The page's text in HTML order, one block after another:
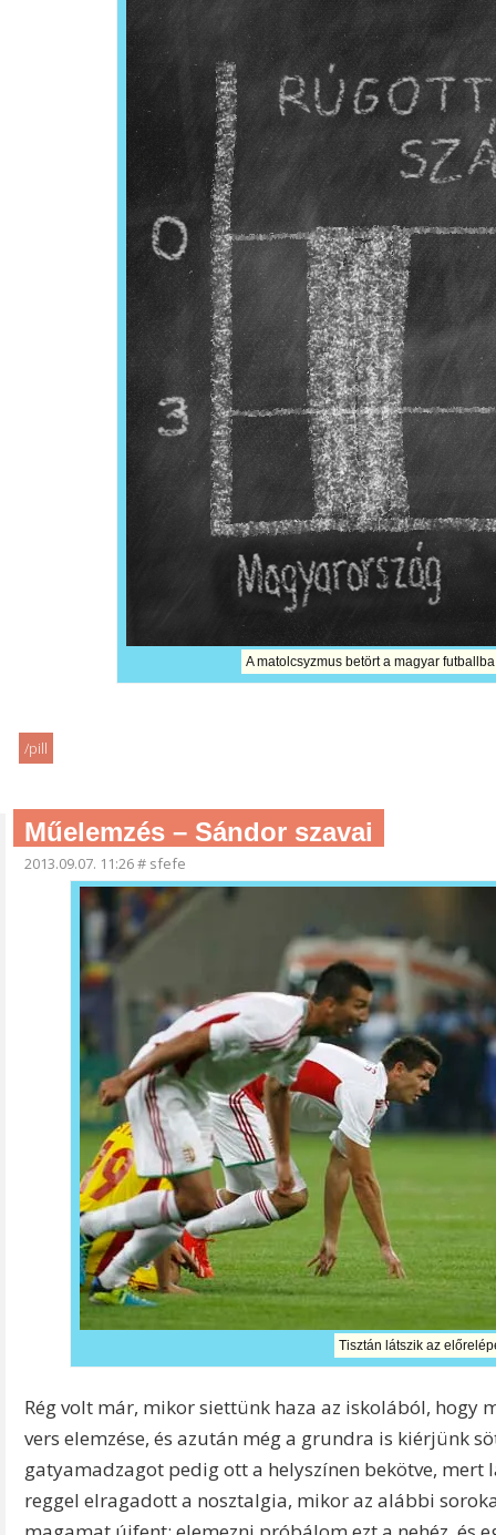
A matolcsyzmus betört a magyar
/pill
Műelemzés – Sándor szavai
2013.09.07. 11:26# sfefe
Tisztán látszik az
Rég volt már, mikor siettünk haza az iskolából, hogy
vers elemzése, és azután még a grundra is kiérjünk
gatyamadzagot pedig ott a helyszínen bekötve, mert
reggel elragadott a nosztalgia, mikor az alábbi